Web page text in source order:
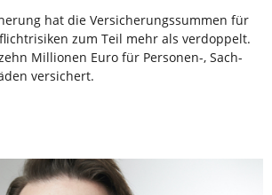
hat die Versicherungssummen für
zum Teil mehr als verdoppelt.
Millionen Euro für Personen-, Sach-
versichert.